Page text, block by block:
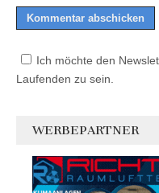
Ich möchte den
Laufenden zu sein.
WERBEPARTNER